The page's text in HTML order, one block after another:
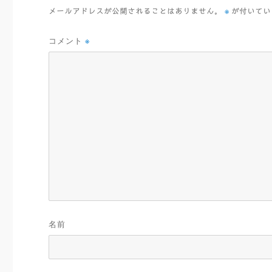
メールアドレスが公開されることはありません。 ※ が付いて
コメント※
名前